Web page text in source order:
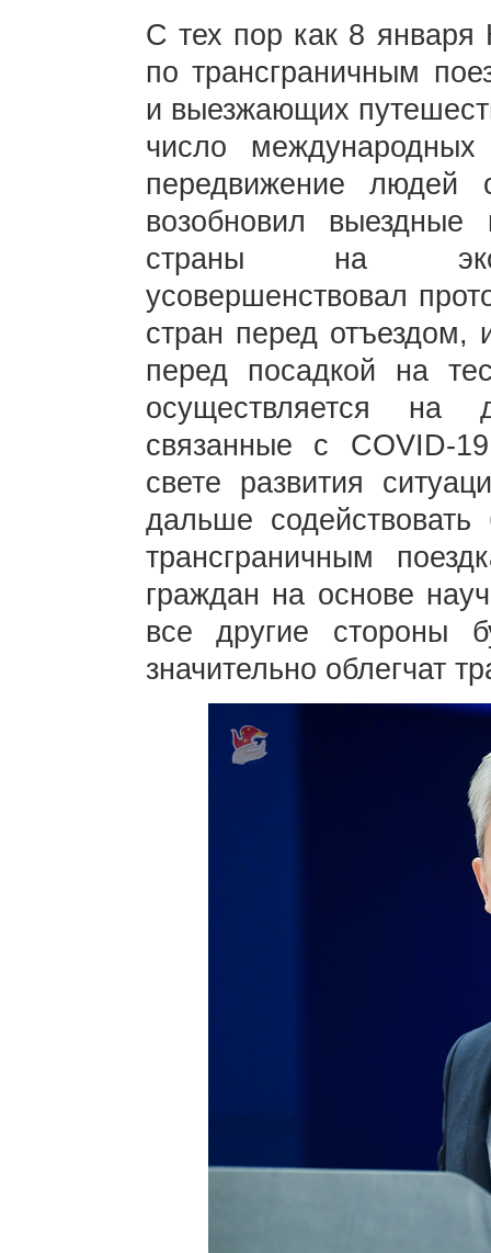
С тех пор как 8
по трансграничным
и выезжающих
число
передвижение людей
возобновил
страны на
усовершенствовал
стран перед
перед посадкой на
осуществляется
связанные с COVID-
свете развития
дальше
трансграничным
граждан на основе
все другие стороны
значительно облегчат